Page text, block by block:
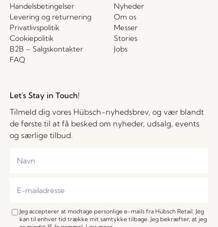
Handelsbetingelser
Levering og returnering
Privatlivspolitik
Cookiepolitik
B2B – Salgskontakter
FAQ
Nyheder
Om os
Messer
Stories
Jobs
Let's Stay in Touch!
Tilmeld dig vores Hübsch-nyhedsbrev, og vær blandt
de første til at få besked om nyheder, udsalg, events
og særlige tilbud.
Jeg accepterer at modtage personlige e-mails fra Hübsch Retail. Jeg
kan til enhver tid trække mit samtykke tilbage. Jeg bekræfter, at jeg